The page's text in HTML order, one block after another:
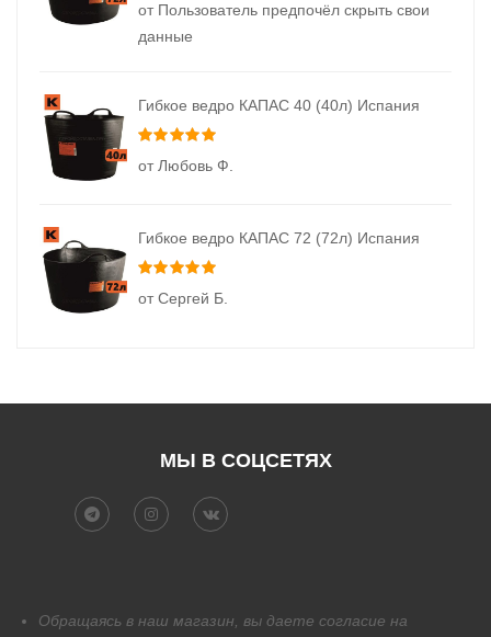
от Пользователь предпочёл скрыть свои
данные
Гибкое ведро КАПАС 40 (40л) Испания
от Любовь Ф.
Гибкое ведро КАПАС 72 (72л) Испания
от Сергей Б.
МЫ В СОЦСЕТЯХ
Обращаясь в наш магазин, вы даете согласие на